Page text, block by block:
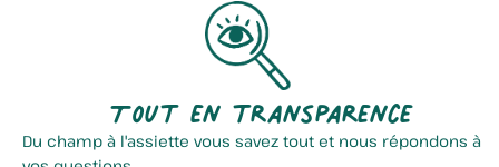
Tout en transparence
Du champ à l'assiette vous savez tout et nous répondons à